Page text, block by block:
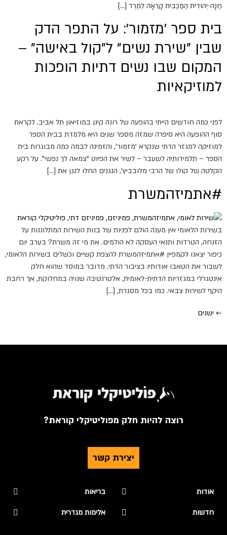
חַנָּה-יְהוּדִית הַמַּכַּבִּית קָרְאָה לְמֶרֶד […]
בית ספר 'מזמור': על התפר הדק
שבין "שירת נשים" ל"קול באישה" –
המקום שבו נשים דתיות הופכות
למוזיקאיות
לפני כמה חודשים הייתי בהופעה של רונה קינן במוזיאון תל אביב. לקראת
סוף ההופעה היא סיפרה שמזה מספר שנים היא מלמדת בבית הספר
למוזיקה למגזר הדתי שנקרא 'מזמור', והזמינה לבמה כמה מבוגרות בית
הספר – תלמידותיה לשעבר – לשיר את הפיוט "צמאה לך נפשי". על רקע
הקלטה של קולו של הרבי מלובביץ', הנגנים החלו לנגן את […]
#אתמיזהמשרת
בשירות הלאומי אין מענה הולם לפניות של בנות השירות המתלוננות על
הזנחה, הטרדות ותנאי העסקה לא הולמים. את מי זה משרת? בערב יום
כיפור יצאנו לקמפיין #אתמיזהמשרת להצפת קשיים וכשלים בשירות הלאומי,
לשבור את הטאבו אודותיו בציבור הדתי. מדובר במוסד שהוא חלק
אינטגרלי במגזריות הדתית-לאומית, אלטרנטיבה שנויה במחלוקת, אך רחבת
היקף לשירות צבאי. כמו בכל מסגרת, […]
← ישנים
רוצה להיות חלק מפוליטיקלי קוראת?
יצירת קשר
אודות
חדשות
בריאות
אלימות מגדרית